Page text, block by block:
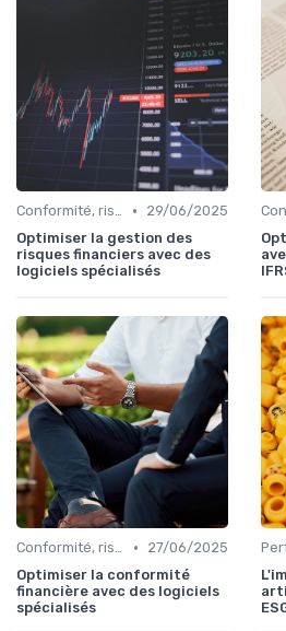
Conformité, risques & réglementation •
29/06/2025
Optimiser la gestion des
risques financiers avec des
logiciels spécialisés
Conformité, risques & réglementation •
27/06/2025
Optimiser la conformité
financière avec des logiciels
spécialisés